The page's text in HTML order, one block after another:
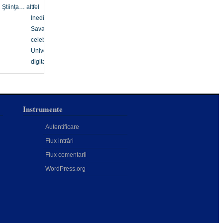
Ştiinţa… altfel
Inedit
Savanți
celebri
Univers
digital
Instrumente
Autentificare
Flux intrări
Flux comentarii
WordPress.org